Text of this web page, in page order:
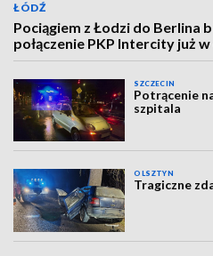
ŁÓDŹ
Pociągiem z Łodzi do Berlina
połączenie PKP Intercity już
SZCZECIN
Potrącenie
szpitala
OLSZTYN
Tragiczne